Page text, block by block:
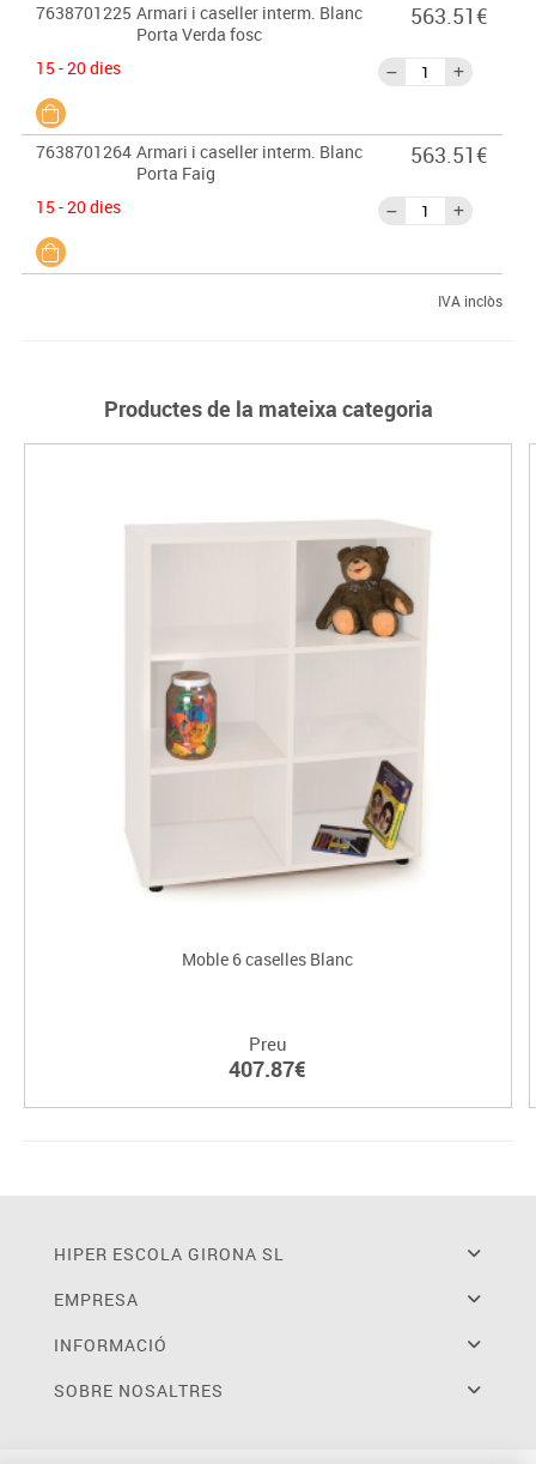
7638701225 Armari i caseller interm. Blanc
Porta Verda fosc
15 - 20 dies
563.51€
7638701264 Armari i caseller interm. Blanc
Porta Faig
15 - 20 dies
563.51€
IVA inclòs
Productes de la mateixa categoria
Moble 6 caselles Blanc
Preu
407.87€
HIPER ESCOLA GIRONA SL
EMPRESA
INFORMACIÓ
SOBRE NOSALTRES